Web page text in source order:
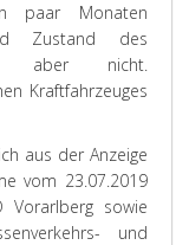
paar Monaten
Zustand des
aber nicht.
Kraftfahrzeuges
der Anzeige
vom 23.07.2019
Vorarlberg sowie
und